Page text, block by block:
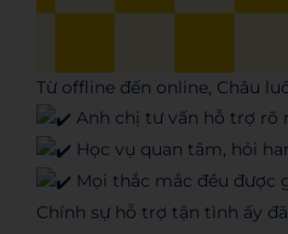
Từ offline đến online, Châu
Anh chị tư vấn hỗ trợ rõ
Học vụ quan tâm, hỏi
Mọi thắc mắc đều được
Chính sự hỗ trợ tận tình ấy